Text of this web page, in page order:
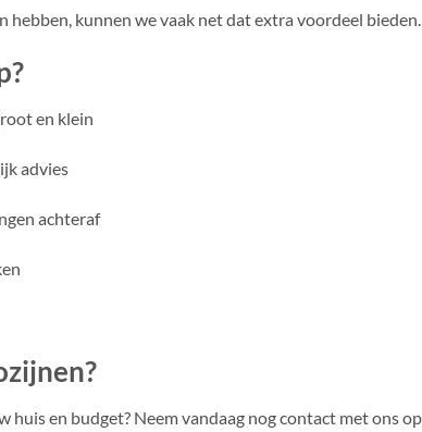
kunnen we vaak net dat extra voordeel bieden.
en klein
advies
achteraf
en budget? Neem vandaag nog contact met ons